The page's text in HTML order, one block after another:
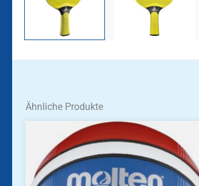
Ähnliche Produkte